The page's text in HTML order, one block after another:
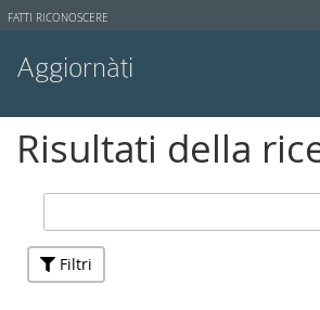
Strumenti
FATTI RICONOSCERE
Aggiornàti
Ricerca avanzata…
Risultati della
Filtri